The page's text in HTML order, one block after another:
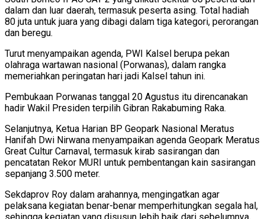
dalam dan luar daerah, termasuk peserta asing. Total hadiah
80 juta untuk juara yang dibagi dalam tiga kategori, perorangan
dan beregu.
Turut menyampaikan agenda, PWI Kalsel berupa pekan
olahraga wartawan nasional (Porwanas), dalam rangka
memeriahkan peringatan hari jadi Kalsel tahun ini.
Pembukaan Porwanas tanggal 20 Agustus itu direncanakan
hadir Wakil Presiden terpilih Gibran Rakabuming Raka.
Selanjutnya, Ketua Harian BP Geopark Nasional Meratus
Hanifah Dwi Nirwana menyampaikan agenda Geopark Meratus
Great Cultur Carnaval, termasuk kirab sasirangan dan
pencatatan Rekor MURI untuk pembentangan kain sasirangan
sepanjang 3.500 meter.
Sekdaprov Roy dalam arahannya, mengingatkan agar
pelaksana kegiatan benar-benar memperhitungkan segala hal,